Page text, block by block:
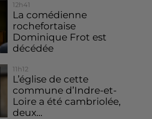
12h41
La comédienne
rochefortaise
Dominique Frot est
décédée
11h12
L’église de cette
commune d’Indre-et-
Loire a été cambriolée,
deux...